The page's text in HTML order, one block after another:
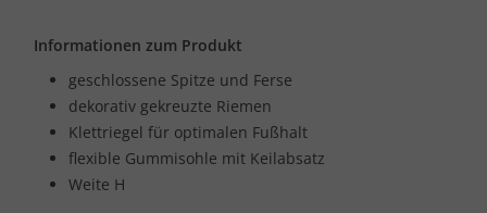
Informationen zum Produkt
geschlossene Spitze und Ferse
dekorativ gekreuzte Riemen
Klettriegel für optimalen Fußhalt
flexible Gummisohle mit Keilabsatz
Weite H